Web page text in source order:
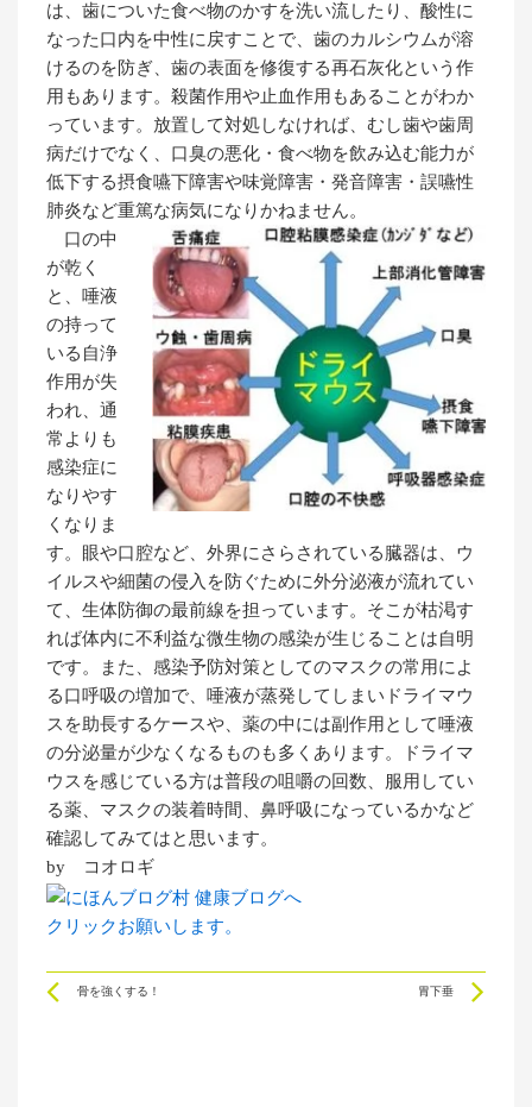
は、歯についた食べ物のかすを洗い流したり、酸性に
なった口内を中性に戻すことで、歯のカルシウムが溶
けるのを防ぎ、歯の表面を修復する再石灰化という作
用もあります。殺菌作用や止血作用もあることがわか
っています。放置して対処しなければ、むし歯や歯周
病だけでなく、口臭の悪化・食べ物を飲み込む能力が
低下する摂食嚥下障害や味覚障害・発音障害・誤嚥性
肺炎など重篤な病気になりかねません。
口の中
が乾く
と、唾液
の持って
いる自浄
作用が失
われ、通
常よりも
感染症に
なりやす
くなりま
す。眼や口腔など、外界にさらされている臓器は、ウ
イルスや細菌の侵入を防ぐために外分泌液が流れてい
て、生体防御の最前線を担っています。そこが枯渇す
れば体内に不利益な微生物の感染が生じることは自明
です。また、感染予防対策としてのマスクの常用によ
る口呼吸の増加で、唾液が蒸発してしまいドライマウ
スを助長するケースや、薬の中には副作用として唾液
の分泌量が少なくなるものも多くあります。ドライマ
ウスを感じている方は普段の咀嚼の回数、服用してい
る薬、マスクの装着時間、鼻呼吸になっているかなど
確認してみてはと思います。
by コオロギ
クリックお願いします。
Prev
骨を強くする！ 胃下垂